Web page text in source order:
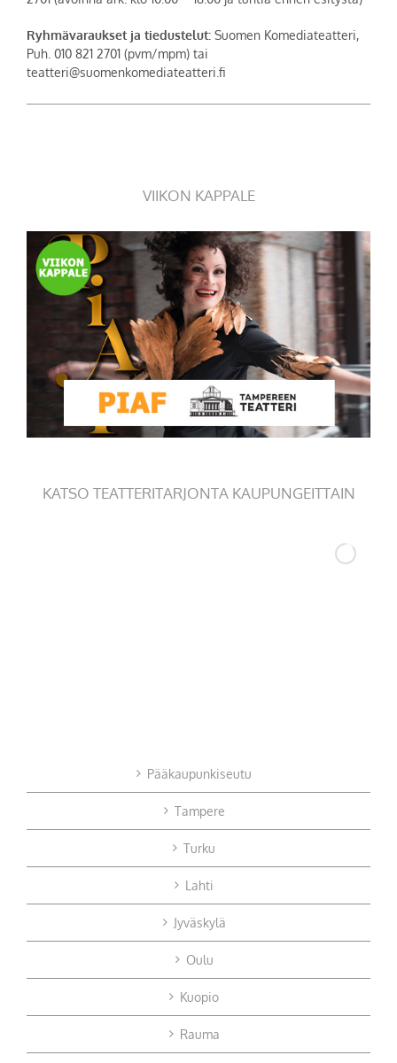
Ryhmävaraukset ja tiedustelut: Suomen Komediateatteri,
Puh. 010 821 2701 (pvm/mpm) tai
teatteri@suomenkomediateatteri.fi
VIIKON KAPPALE
KATSO TEATTERITARJONTA KAUPUNGEITTAIN
Pääkaupunkiseutu
Tampere
Turku
Lahti
Jyväskylä
Oulu
Kuopio
Rauma